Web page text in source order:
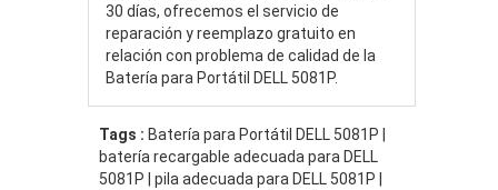
30 días, ofrecemos el servicio de
reparación y reemplazo gratuito en
relación con problema de calidad de la
Batería para Portátil DELL 5081P.
Tags : Batería para Portátil DELL 5081P |
batería recargable adecuada para DELL
5081P | pila adecuada para DELL 5081P |